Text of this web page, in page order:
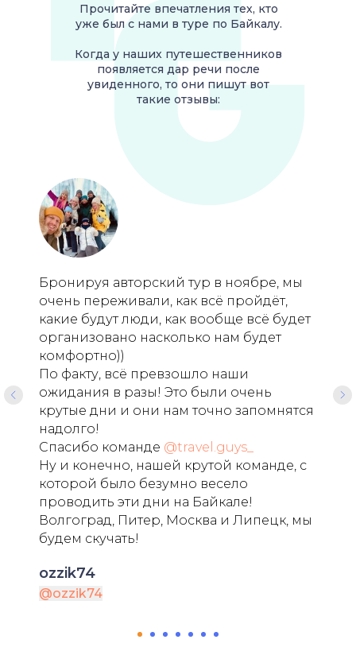
Прочитайте впечатления тех, кто
уже был с нами в туре по Байкалу.
Когда у наших путешественников
появляется дар речи после
увиденного, то они пишут вот
такие отзывы:
Бронируя авторский тур в ноябре, мы
очень переживали, как всё пройдёт,
какие будут люди, как вообще всё будет
организовано насколько нам будет
комфортно))
По факту, всё превзошло наши
ожидания в разы! Это были очень
крутые дни и они нам точно запомнятся
надолго!
Спасибо команде @travel.guys_
Ну и конечно, нашей крутой команде, с
которой было безумно весело
проводить эти дни на Байкале!
Волгоград, Питер, Москва и Липецк, мы
будем скучать!
ozzik74
@ozzik74